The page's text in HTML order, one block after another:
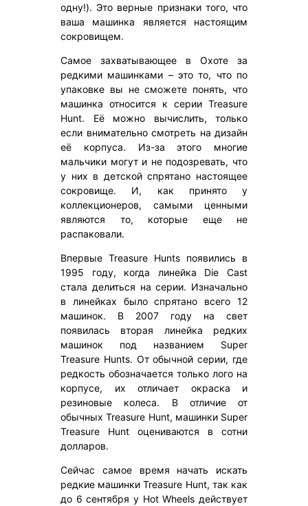
одну!). Это верные признаки того, что
ваша машинка является настоящим
сокровищем.
Самое захватывающее в Охоте за
редкими машинками – это то, что по
упаковке вы не сможете понять, что
машинка относится к серии Treasure
Hunt. Её можно вычислить, только
если внимательно смотреть на дизайн
её корпуса. Из-за этого многие
мальчики могут и не подозревать, что
у них в детской спрятано настоящее
сокровище. И, как принято у
коллекционеров, самыми ценными
являются то, которые еще не
распаковали.
Впервые Treasure Hunts появились в
1995 году, когда линейка Die Cast
стала делиться на серии. Изначально
в линейках было спрятано всего 12
машинок. В 2007 году на свет
появилась вторая линейка редких
машинок под названием Super
Treasure Hunts. От обычной серии, где
редкость обозначается только лого на
корпусе, их отличает окраска и
резиновые колеса. В отличие от
обычных Treasure Hunt, машинки Super
Treasure Hunt оцениваются в сотни
долларов.
Сейчас самое время начать искать
редкие машинки Treasure Hunt, так как
до 6 сентября у Hot Wheels действует